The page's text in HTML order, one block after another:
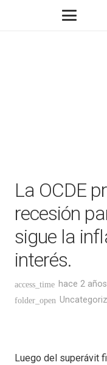
La OCDE
recesión
sigue la
interés.
access_time hace 2 años
folder_open
Luego del superávit